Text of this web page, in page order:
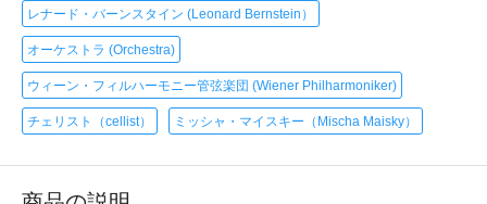
レナード・バーンスタイン (Leonard Bernstein）
オーケストラ (Orchestra)
ウィーン・フィルハーモニー管弦楽団 (Wiener Philharmoniker)
チェリスト（cellist） ミッシャ・マイスキー（Mischa Maisky）